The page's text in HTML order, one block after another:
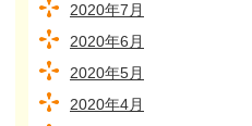
2020年7月
2020年6月
2020年5月
2020年4月